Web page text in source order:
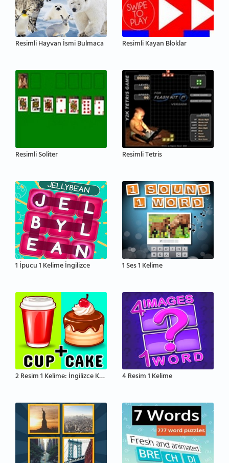
Resimli Hayvan İsmi Bulmaca Resimli Kayan Bloklar
Resimli Soliter Resimli Tetris
1 İpucu 1 Kelime İngilizce 1 Ses 1 Kelime
2 Resim 1 Kelime: İngilizce Kelime Tahmin Etme 4 Resim 1 Kelime